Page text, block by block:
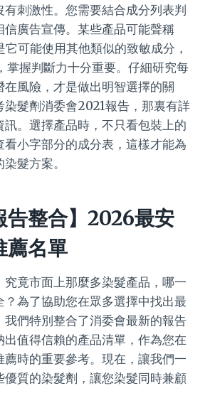
刺激性。您需要結合成分列表判
信廣告宣傳。某些產品可能聲稱
它可能使用其他類似的致敏成分，
掌握判斷力十分重要。仔細研究每
風險，才是做出明智選擇的關
染髮劑消委會2021報告，那裏有詳
。選擇產品時，不只看包裝上的
小字部分的成分表，這樣才能為
髮方案。
告整合】2026最安
薦名單
竟市面上那麼多染髮產品，哪一
為了協助您在眾多選擇中找出最
我們特別整合了消委會最新的報告
出值得信賴的產品清單，作為您在
時的重要參考。現在，讓我們一
優質的染髮劑，讓您染髮同時兼顧